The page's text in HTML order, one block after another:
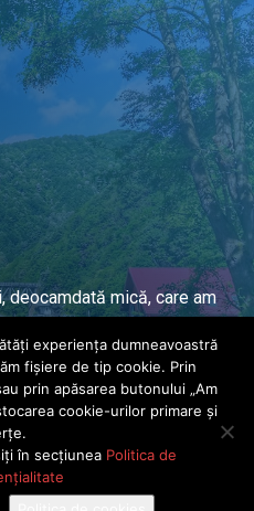
deocamdată mică, care am
și națională de mai mulți
rezervate · Dezvoltat de
FX
experiența dumneavoastră
fișiere de tip cookie. Prin
prin apăsarea butonului „Am
cookie-urilor primare și
în secțiunea Politica de